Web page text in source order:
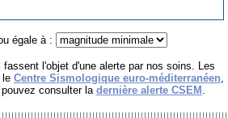
égale à :
l'objet d'une alerte par nos soins. Les
le Centre Sismologique euro-méditerranéen,
consulter la dernière alerte CSEM .